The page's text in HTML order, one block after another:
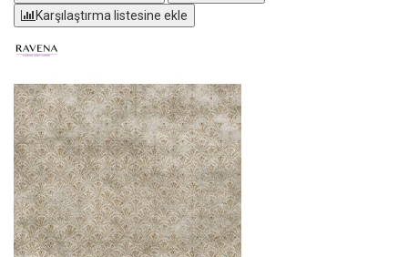
Karşılaştırma listesine ekle